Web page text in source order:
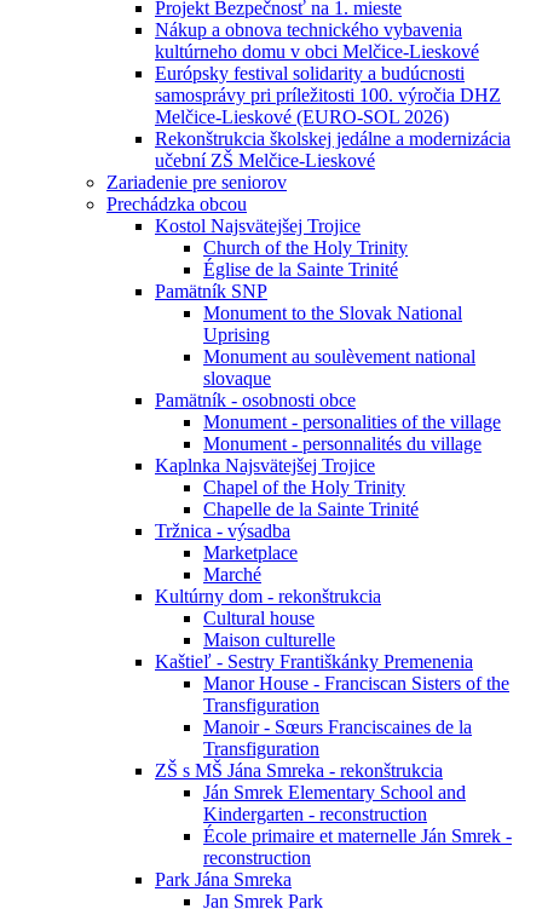
Projekt Bezpečnosť na 1. mieste
Nákup a obnova technického vybavenia
kultúrneho domu v obci Melčice-Lieskové
Európsky festival solidarity a budúcnosti
samosprávy pri príležitosti 100. výročia DHZ
Melčice-Lieskové (EURO-SOL 2026)
Rekonštrukcia školskej jedálne a modernizácia
učební ZŠ Melčice-Lieskové
Zariadenie pre seniorov
Prechádzka obcou
Kostol Najsvätejšej Trojice
Church of the Holy Trinity
Église de la Sainte Trinité
Pamätník SNP
Monument to the Slovak National
Uprising
Monument au soulèvement national
slovaque
Pamätník - osobnosti obce
Monument - personalities of the village
Monument - personnalités du village
Kaplnka Najsvätejšej Trojice
Chapel of the Holy Trinity
Chapelle de la Sainte Trinité
Tržnica - výsadba
Marketplace
Marché
Kultúrny dom - rekonštrukcia
Cultural house
Maison culturelle
Kaštieľ - Sestry Františkánky Premenenia
Manor House - Franciscan Sisters of the
Transfiguration
Manoir - Sœurs Franciscaines de la
Transfiguration
ZŠ s MŠ Jána Smreka - rekonštrukcia
Ján Smrek Elementary School and
Kindergarten - reconstruction
École primaire et maternelle Ján Smrek -
reconstruction
Park Jána Smreka
Jan Smrek Park